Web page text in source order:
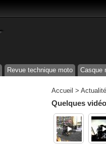
Revue technique moto Casque
Accueil >
Quelques